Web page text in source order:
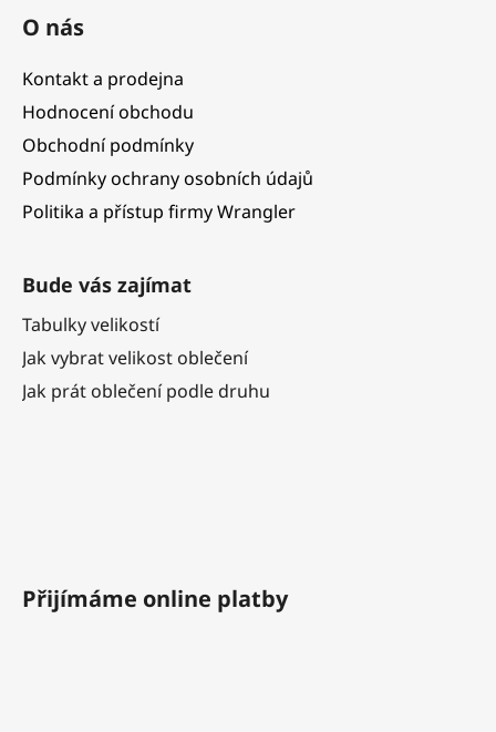
O nás
Kontakt a prodejna
Hodnocení obchodu
Obchodní podmínky
Podmínky ochrany osobních údajů
Politika a přístup firmy Wrangler
Bude vás zajímat
Tabulky velikostí
Jak vybrat velikost oblečení
Jak prát oblečení podle druhu
Přijímáme online platby